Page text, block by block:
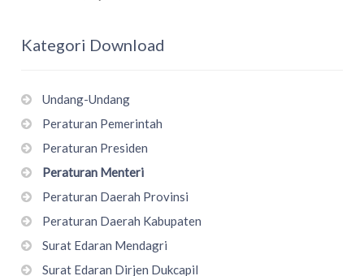
Kategori Download
Undang-Undang
Peraturan Pemerintah
Peraturan Presiden
Peraturan Menteri
Peraturan Daerah Provinsi
Peraturan Daerah Kabupaten
Surat Edaran Mendagri
Surat Edaran Dirjen Dukcapil